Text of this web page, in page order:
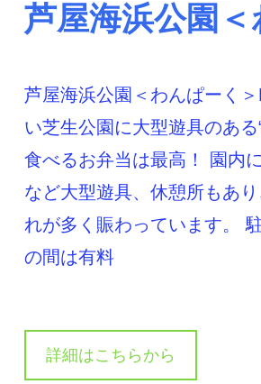
芦屋海浜公園＜
芦屋海浜公園＜わんぱーく
い芝生公園に大型遊具のあ
食べるお弁当は最高！ 園内
など大型遊具、休憩所もあ
れが多く賑わっています。
の間は有料
詳細はこちらから